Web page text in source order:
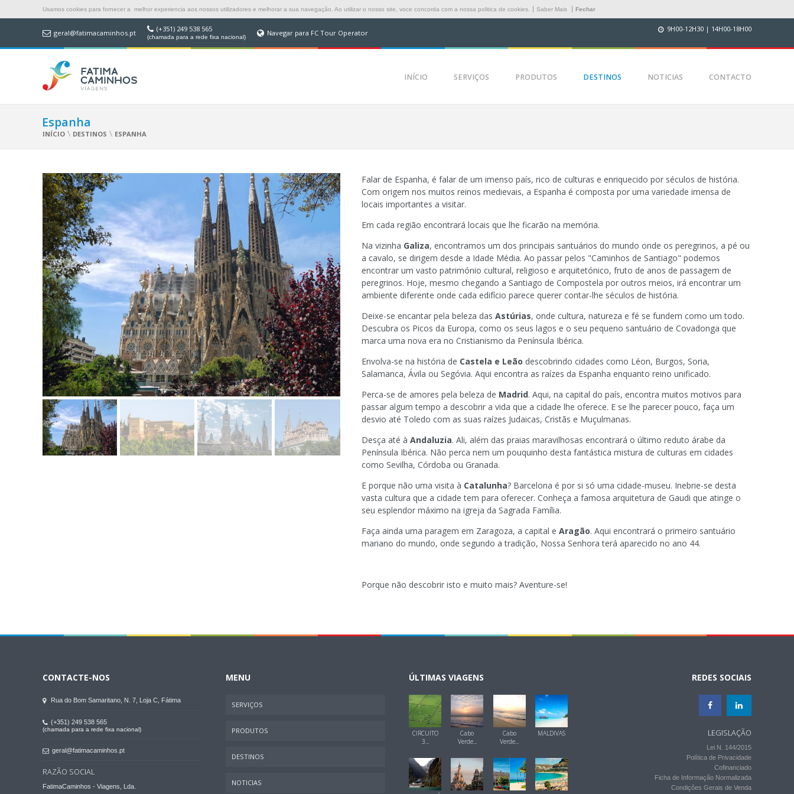
Usamos cookies para fornecer a melhor experiencia aos nossos utilizadores e melhorar a sua navegação. Ao utilizar o nosso site, voce concorda com a nossa politica de cookies. Saber Mais Fechar
geral@fatimacaminhos.pt (+351) 249 538 565
(chamada para a rede fixa nacional) Navegar para FC Tour Operator 9H00-12H30 | 14H00-18H00
INÍCIO SERVIÇOS PRODUTOS DESTINOS NOTICIAS CONTACTO
Espanha
INÍCIO \ DESTINOS \ ESPANHA
Falar de Espanha, é falar de um imenso país, rico de culturas e enriquecido por séculos de história.
Com origem nos muitos reinos medievais, a Espanha é composta por uma variedade imensa de
locais importantes a visitar.
Em cada região encontrará locais que lhe ficarão na memória.
Na vizinha Galiza, encontramos um dos principais santuários do mundo onde os peregrinos, a pé ou
a cavalo, se dirigem desde a Idade Média. Ao passar pelos "Caminhos de Santiago" podemos
encontrar um vasto património cultural, religioso e arquitetónico, fruto de anos de passagem de
peregrinos. Hoje, mesmo chegando a Santiago de Compostela por outros meios, irá encontrar um
ambiente diferente onde cada edifício parece querer contar-lhe séculos de história.
Deixe-se encantar pela beleza das Astúrias, onde cultura, natureza e fé se fundem como um todo.
Descubra os Picos da Europa, como os seus lagos e o seu pequeno santuário de Covadonga que
marca uma nova era no Cristianismo da Península Ibérica.
Envolva-se na história de Castela e Leão descobrindo cidades como Léon, Burgos, Soria,
Salamanca, Ávila ou Segóvia. Aqui encontra as raízes da Espanha enquanto reino unificado.
Perca-se de amores pela beleza de Madrid. Aqui, na capital do país, encontra muitos motivos para
passar algum tempo a descobrir a vida que a cidade lhe oferece. E se lhe parecer pouco, faça um
desvio até Toledo com as suas raízes Judaicas, Cristãs e Muçulmanas.
Desça até à Andaluzia. Ali, além das praias maravilhosas encontrará o último reduto árabe da
Península Ibérica. Não perca nem um pouquinho desta fantástica mistura de culturas em cidades
como Sevilha, Córdoba ou Granada.
E porque não uma visita à Catalunha? Barcelona é por si só uma cidade-museu. Inebrie-se desta
vasta cultura que a cidade tem para oferecer. Conheça a famosa arquitetura de Gaudi que atinge o
seu esplendor máximo na igreja da Sagrada Família.
Faça ainda uma paragem em Zaragoza, a capital e Aragão. Aqui encontrará o primeiro santuário
mariano do mundo, onde segundo a tradição, Nossa Senhora terá aparecido no ano 44.
Porque não descobrir isto e muito mais? Aventure-se!
CONTACTE-NOS
Rua do Bom Samaritano, N. 7, Loja C, Fátima
(+351) 249 538 565
(chamada para a rede fixa nacional)
geral@fatimacaminhos.pt
RAZÃO SOCIAL
FatimaCaminhos - Viagens, Lda.
MENU
SERVIÇOS
PRODUTOS
DESTINOS
NOTICIAS
ÚLTIMAS VIAGENS
CIRCUITO
3...
Cabo
Verde...
Cabo
Verde...
MALDIVAS
REDES SOCIAIS
LEGISLAÇÃO
Lei N. 144/2015
Política de Privacidade
Cofinanciado
Ficha de Informação Normalizada
Condições Gerais de Venda